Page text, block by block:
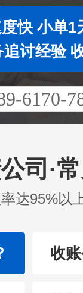
快 小单1
讨经验
6170-
司·
达95%以
收